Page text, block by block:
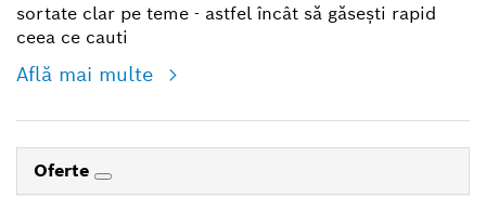
sortate clar pe teme - astfel încât să găsești rapid
ceea ce cauti
Află mai multe
Oferte